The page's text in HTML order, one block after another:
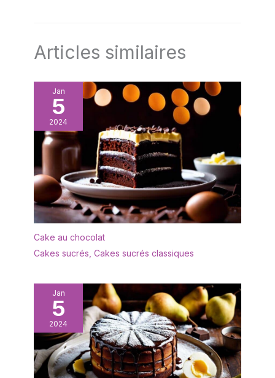
Articles similaires
Jan
5
2024
Cake au chocolat
Cakes sucrés Cakes sucrés classiques
Jan
5
2024